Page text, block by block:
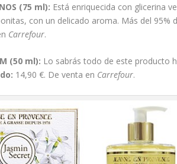
(75 ml): Está enriquecida con glicerina
con un delicado aroma. Más del 95%
Carrefour.
(50 ml): Lo sabrás todo de este producto
14,90 €. De venta en Carrefour.